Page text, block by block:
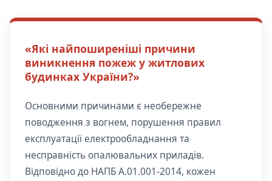
«Які найпоширеніші причини
виникнення пожеж у житлових
будинках України?»
Основними причинами є необережне
поводження з вогнем, порушення правил
експлуатації електрообладнання та
несправність опалювальних приладів.
Відповідно до НАПБ А.01.001-2014, кожен